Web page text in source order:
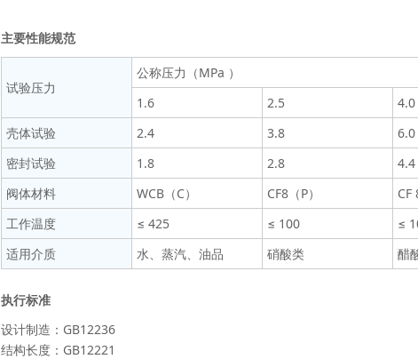
主要性能规范
试验压力
公称压力（MPa ）
1.6
2.5 4.0
壳体试验
2.4 3.8 6.0
密封试验
1.8 2.8 4.4
阀体材料
WCB（C） CF8（P） CF
工作温度
≤ 425 ≤ 100 ≤
适用介质
水、蒸汽、油品 硝酸类 醋
执行标准
设计制造：GB12236
结构长度：GB12221